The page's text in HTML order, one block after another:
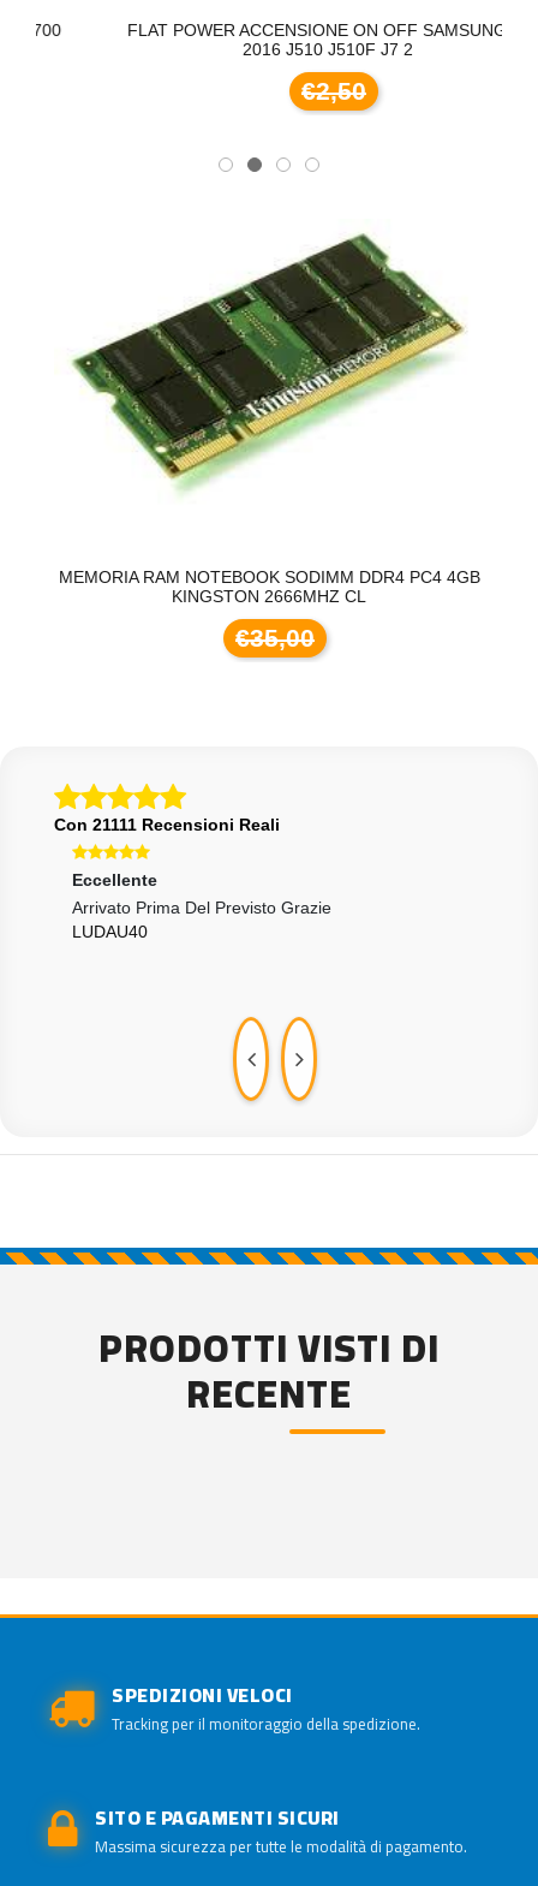
FLAT POWER ACCENSIONE ON OFF SAMSUNG J5
2016 J510 J510F J7 2
€2,50
MEMORIA RAM NOTEBOOK SODIMM DDR4 PC4 4GB
KINGSTON 2666MHZ CL
€35,00
Con 21111 Recensioni Reali
Eccellente
Arrivato Prima Del Previsto Grazie
LUDAU40
PRODOTTI VISTI DI
RECENTE
SPEDIZIONI VELOCI
Tracking per il monitoraggio della spedizione.
SITO E PAGAMENTI SICURI
Massima sicurezza per tutte le modalità di pagamento.